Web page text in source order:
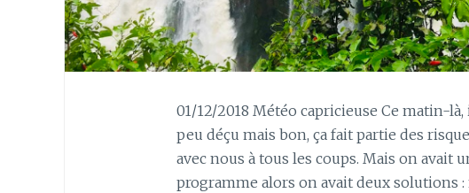
01/12/2018 Météo capricieuse Ce matin-
peu déçu mais bon, ça fait partie des
avec nous à tous les coups. Mais on avait
programme alors on avait deux solutions